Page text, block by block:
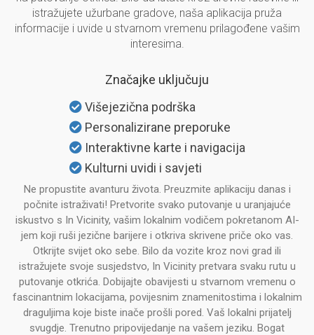
istražujete užurbane gradove, naša aplikacija pruža
informacije i uvide u stvarnom vremenu prilagođene vašim
interesima.
Značajke uključuju
Višejezična podrška
Personalizirane preporuke
Interaktivne karte i navigacija
Kulturni uvidi i savjeti
Ne propustite avanturu života. Preuzmite aplikaciju danas i
počnite istraživati! Pretvorite svako putovanje u uranjajuće
iskustvo s In Vicinity, vašim lokalnim vodičem pokretanom AI-
jem koji ruši jezične barijere i otkriva skrivene priče oko vas.
Otkrijte svijet oko sebe. Bilo da vozite kroz novi grad ili
istražujete svoje susjedstvo, In Vicinity pretvara svaku rutu u
putovanje otkrića. Dobijajte obavijesti u stvarnom vremenu o
fascinantnim lokacijama, povijesnim znamenitostima i lokalnim
draguljima koje biste inače prošli pored. Vaš lokalni prijatelj
svugdje. Trenutno pripovijedanje na vašem jeziku. Bogat